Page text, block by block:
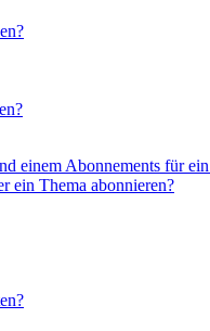
einem Abonnements für
ein Thema abonnieren?